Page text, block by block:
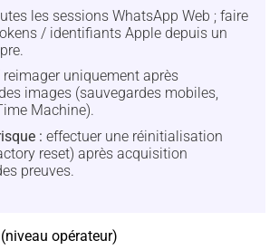
les sessions WhatsApp Web ; faire
/ identifiants Apple depuis un
reimager uniquement après
images (sauvegardes mobiles,
Machine).
: effectuer une réinitialisation
reset) après acquisition
preuves.
opérateur)